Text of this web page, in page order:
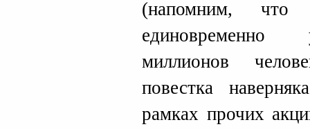
(напомним,
единовременно
миллионов
повестка
рамках прочих